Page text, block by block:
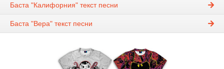
Баста "Калифорния" текст песни
Баста "Вера" текст песни